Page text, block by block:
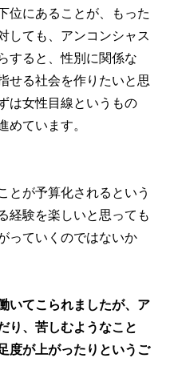
位にあることが、もった
しても、アンコンシャス
すると、性別に関係な
せる社会を作りたいと思
は女性目線というもの
めています。
とが予算化されるという
経験を楽しいと思っても
っていくのではないか
いてこられましたが、ア
り、苦しむようなこと
が上がったりというご